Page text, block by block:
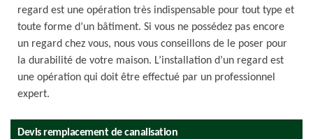
regard est une opération très indispensable pour tout type et
toute forme d’un bâtiment. Si vous ne possédez pas encore
un regard chez vous, nous vous conseillons de le poser pour
la durabilité de votre maison. L’installation d’un regard est
une opération qui doit être effectué par un professionnel
expert.
Devis remplacement de canalisation